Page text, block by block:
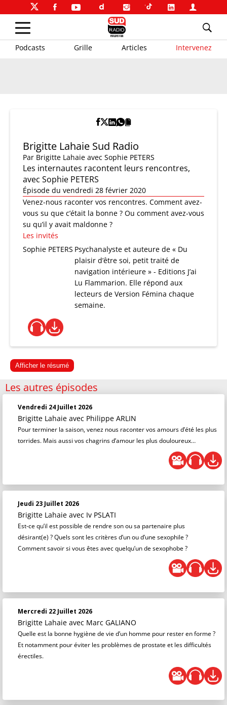
Podcasts Grille Articles Intervenez
Brigitte Lahaie Sud Radio
Par Brigitte Lahaie avec Sophie PETERS
Les internautes racontent leurs rencontres,
avec Sophie PETERS
Épisode du vendredi 28 février 2020
Venez-nous raconter vos rencontres. Comment avez-
vous su que c’était la bonne ? Ou comment avez-vous
su qu’il y avait maldonne ?
Les invités
Sophie PETERS Psychanalyste et auteure de « Du
plaisir d’être soi, petit traité de
navigation intérieure » - Editions J’ai
Lu Flammarion. Elle répond aux
lecteurs de Version Fémina chaque
semaine.
Afficher le résumé
Les autres épisodes
Vendredi 24 Juillet 2026
Brigitte Lahaie avec Philippe ARLIN
Pour terminer la saison, venez nous raconter vos amours d’été les plus
torrides. Mais aussi vos chagrins d’amour les plus douloureux…
Jeudi 23 Juillet 2026
Brigitte Lahaie avec Iv PSLATI
Est-ce qu’il est possible de rendre son ou sa partenaire plus
désirant(e) ? Quels sont les critères d’un ou d’une sexophile ?
Comment savoir si vous êtes avec quelqu’un de sexophobe ?
Mercredi 22 Juillet 2026
Brigitte Lahaie avec Marc GALIANO
Quelle est la bonne hygiène de vie d’un homme pour rester en forme ?
Et notamment pour éviter les problèmes de prostate et les difficultés
érectiles.